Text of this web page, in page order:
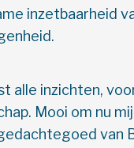
inzetbaarheid
alle inzichten,
Mooi om nu
van